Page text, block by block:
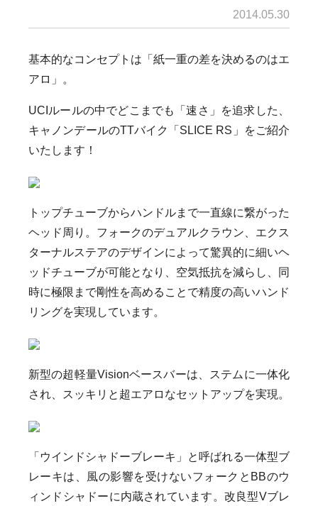
2014.05.30
基本的なコンセプトは 「紙一重の差を決めるのはエ
アロ」。
UCIルールの中でどこまでも「速さ」を追求した、
キャノンデールのTTバイク「SLICE RS」
をご紹介
いたします！
トップチューブからハンドルまで一直線に繋がった
ヘッド周り。 フォークのデュアルクラウン、エクス
ターナルステアのデザインによって驚異的に細いヘ
ッドチューブが可能となり、空気抵抗を減らし、同
時に極限まで剛性を高めることで精度の高いハンド
リングを実現しています。
新型の超軽量Visionベースバーは、ステムに一体化
され、
スッキリと超エアロなセットアップを実現 。
「ウインドシャドーブレーキ」と呼ばれる一体型ブ
レーキは、風の影響を受けないフォークとBBのウ
ィンドシャドーに内蔵されています。改良型Vブレ